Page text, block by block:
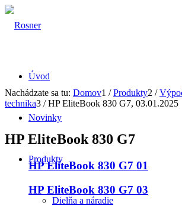
Úvod
Novinky
Produkty
Dielňa a náradie
Nachádzate sa tu: Domov1 / Produkty2 /
technika3 / HP EliteBook 830 G7, 03.01.2025
HP EliteBook 830 G7
HP EliteBook 830 G7 01
HP EliteBook 830 G7 03